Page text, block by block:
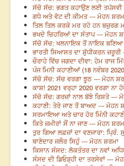
ਸੱਚੋ ਸੱਚ: ਭਗਤ ਕਹਾਉਣ ਲਈ ਤਪੱਸਵੀ
ਗਧੇ ਅਤੇ ਵੋਟ ਦੀ ਕੀਮਤ --- ਮੋਹਨ
ਤਿਲ ਤਿਲ ਕਰਕੇ ਮਰ ਰਹੇ ਹਨ ਬਜ਼ੁਰਗ
ਭਖਦੇ ਚਿਹਰਿਆਂ ਦਾ ਸੰਤਾਪ --- ਮੋਹਨ
ਸੱਚੋ ਸੱਚ: ਖਲਨਾਇਕ ਤੋਂ ਨਾਇਕ ਬਣਿਆ
ਭਾਰਤੀ ਸਿਆਸਤ ਦਾ ਸ਼ੁੱਧੀਕਰਨ
ਚੌਰਾਹੇ ਵਿੱਚ ਜਗਦਾ ਦੀਵਾ: ਹੇਮ ਰਾਜ
ਪੰਜ ਮਿਨੀ ਕਹਾਣੀਆਂ (18 ਨਵੰਬਰ
ਸੱਚੋ ਸੱਚ: ਸੱਚ ਵਰਗਾ ਝੂਠ --- ਮੋਹਨ
ਕਾਸ਼! 2021 ਵਰ੍ਹਾ 2020 ਵਰਗਾ ਨਾ
ਸੱਚੋ ਸੱਚ: ਗਰਜ਼ਾਂ ਨਾਲ ਬੱਝੇ ਰਿਸ਼ਤੇ ---
ਕਹਾਣੀ: ਤੇਰੇ ਜਾਣ ਤੋਂ ਬਾਅਦ --- ਮੋਹਨ
ਸਰਮਾਇਆ ਅਤੇ ਚਾਰ ਹੋਰ ਮਿੰਨੀ
ਕਿਤੇ ਜ਼ਮੀਰਾਂ ਸੌਂ ਨਾ ਜਾਣ --- ਮੋਹਨ
ਤੁਰ ਗਿਆ ਲਫ਼ਜ਼ਾਂ ਦਾ ਵਣਜਾਰਾ: ਪ੍ਰਿੰ.
ਥਾਣੇਦਾਰ ਜਲੌਰ ਸਿਹੁੰ --- ਮੋਹਨ ਸ਼ਰਮਾ
ਕਿਸਾਨ ਸੰਸਦ: ਲੋਕਤੰਤਰ ਦਾ ਨਵਾਂ
ਸੰਸਦ ਦੀ ਡਿਓੜ੍ਹੀ ਦਾ ਤਰਸੇਵਾਂ ---